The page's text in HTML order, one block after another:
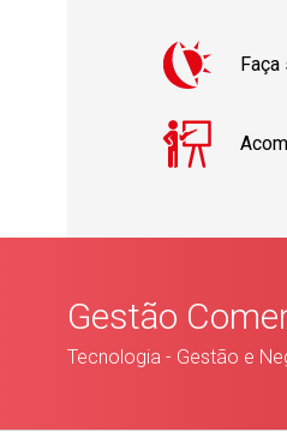
Gestão
Tecnologia - Gestão e